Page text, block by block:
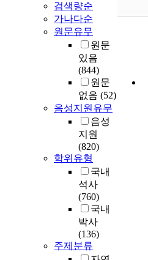
검색량순
가나다순
원문유무
원문
있음
(844)
원문
없음 (52)
음성지원유무
음성
지원
(820)
학위유형
국내
석사
(760)
국내
박사
(136)
주제분류